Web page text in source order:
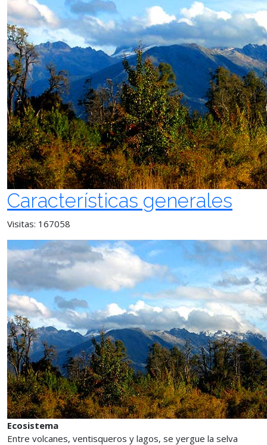
Características generales
Visitas: 167058
Ecosistema
Entre volcanes, ventisqueros y lagos, se yergue la selva